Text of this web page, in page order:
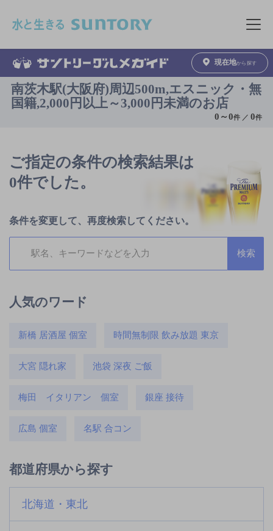
メニュ
現在地から探す
南茨木駅(大阪府)周辺500m,エスニック・無
国籍,2,000円以上～3,000円未満のお店
0 ～0件 ／0件
ご指定の条件の検索結果は
0件でした。
条件を変更して、再度検索してください。
人気のワード
新橋 居酒屋 個室 時間無制限 飲み放題 東京
大宮 隠れ家 池袋 深夜 ご飯
梅田 イタリアン 個室 銀座 接待
広島 個室 名駅 合コン
都道府県から探す
北海道・東北